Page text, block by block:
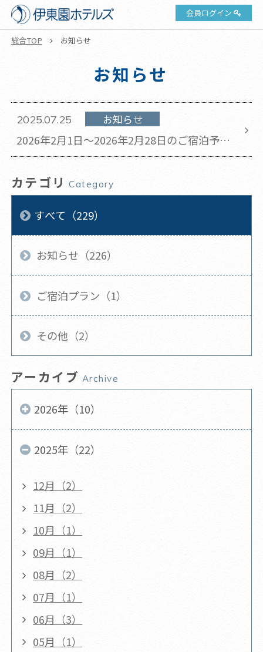
会員ログイン
総合TOP お知らせ
お知らせ
2025.07.25 お知らせ
2026年2月1日～2026年2月28日のご宿泊予約
は2025年8月1日午前10時より開始いたしま
カテゴリ Category
すべて（229）
お知らせ（226）
ご宿泊プラン（1）
その他（2）
アーカイブ Archive
2026年（10）
2025年（22）
12月（2）
11月（2）
10月（1）
09月（1）
08月（2）
07月（1）
06月（3）
05月（1）